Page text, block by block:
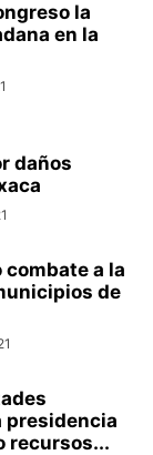
la
en la
daños
combate a la
de
presidencia
recursos...